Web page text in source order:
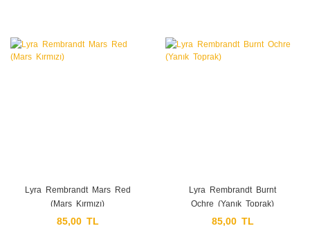
Lyra Rembrandt Mars Red
(Mars Kırmızı)
85,00 TL
Lyra Rembrandt Burnt
Ochre (Yanık Toprak)
85,00 TL